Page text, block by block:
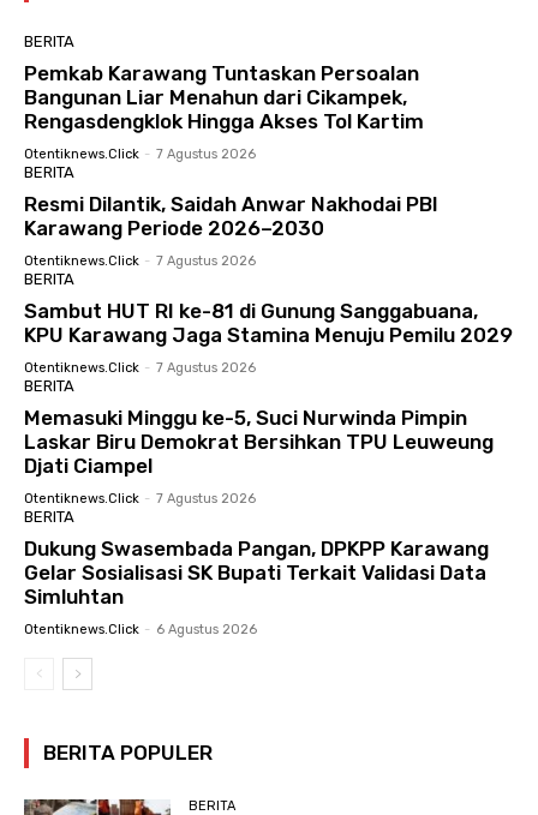
BERITA
Pemkab Karawang Tuntaskan Persoalan
Bangunan Liar Menahun dari Cikampek,
Rengasdengklok Hingga Akses Tol Kartim
Otentiknews.click - 7 Agustus 2026
BERITA
Resmi Dilantik, Saidah Anwar Nakhodai PBI
Karawang Periode 2026–2030
Otentiknews.click - 7 Agustus 2026
BERITA
Sambut HUT RI ke-81 di Gunung Sanggabuana,
KPU Karawang Jaga Stamina Menuju Pemilu 2029
Otentiknews.click - 7 Agustus 2026
BERITA
Memasuki Minggu ke-5, Suci Nurwinda Pimpin
Laskar Biru Demokrat Bersihkan TPU Leuweung
Djati Ciampel
Otentiknews.click - 7 Agustus 2026
BERITA
Dukung Swasembada Pangan, DPKPP Karawang
Gelar Sosialisasi SK Bupati Terkait Validasi Data
Simluhtan
Otentiknews.click - 6 Agustus 2026
BERITA POPULER
BERITA